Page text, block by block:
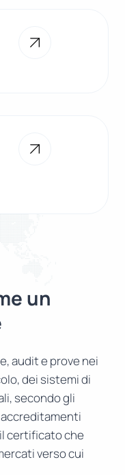
un
audit e prove nei
dei sistemi di
secondo gli
il certificato che
verso cui